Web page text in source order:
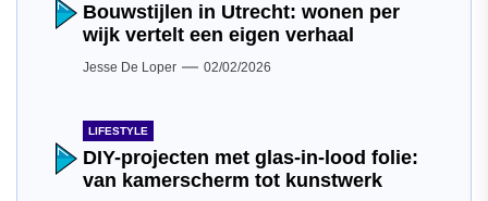
Bouwstijlen in Utrecht: wonen per
wijk vertelt een eigen verhaal
Jesse De Loper 02/02/2026
LIFESTYLE
DIY-projecten met glas-in-lood folie:
van kamerscherm tot kunstwerk